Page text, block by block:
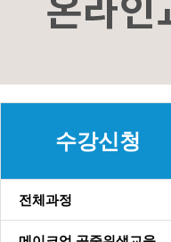
수강신청
전체과정